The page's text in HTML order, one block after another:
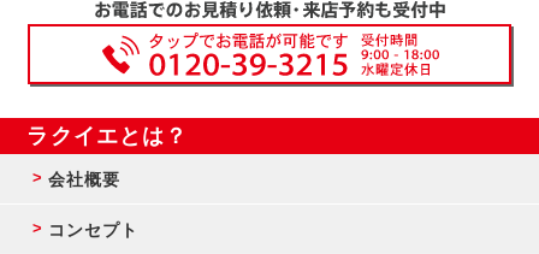
ラクイエとは？
会社概要
コンセプト